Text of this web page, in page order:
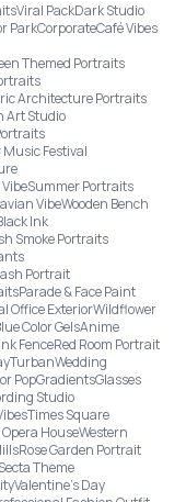
Viral PackDark Studio
ParkCorporateCafé Vibes
Themed Portraits
Architecture Portraits
Art Studio
Festival
Summer Portraits
VibeWooden Bench
Ink
Smoke Portraits
Portrait
Parade & Face Paint
Office ExteriorWildflower
Color GelsAnime
FenceRed Room Portrait
TurbanWedding
PopGradientsGlasses
Studio
Times Square
HouseWestern
Rose Garden Portrait
Secta Theme
Valentine's Day